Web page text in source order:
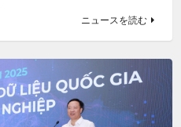
ニュースを読む